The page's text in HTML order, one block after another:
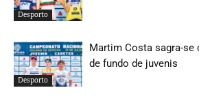
Desporto
Desporto
Martim Costa sagra-se
de fundo de juvenis